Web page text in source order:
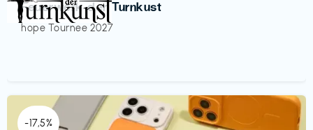
Feuerwerk der Turnkust
hope Tournee 2027
-17,5%